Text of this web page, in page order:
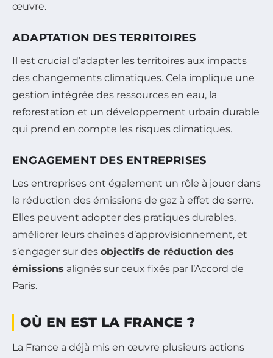
œuvre.
ADAPTATION DES TERRITOIRES
Il est crucial d’adapter les territoires aux impacts
des changements climatiques. Cela implique une
gestion intégrée des ressources en eau, la
reforestation et un développement urbain durable
qui prend en compte les risques climatiques.
ENGAGEMENT DES ENTREPRISES
Les entreprises ont également un rôle à jouer dans
la réduction des émissions de gaz à effet de serre.
Elles peuvent adopter des pratiques durables,
améliorer leurs chaînes d’approvisionnement, et
s’engager sur des objectifs de réduction des
émissions alignés sur ceux fixés par l’Accord de
Paris.
OÙ EN EST LA FRANCE ?
La France a déjà mis en œuvre plusieurs actions